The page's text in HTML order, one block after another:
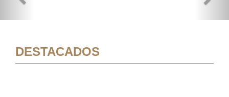
DESTACADOS